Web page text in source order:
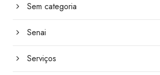
Sem categoria
Senai
Serviços